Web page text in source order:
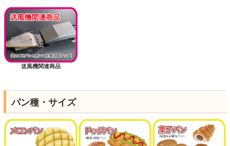
送風機関連商品
パン種・サイズ